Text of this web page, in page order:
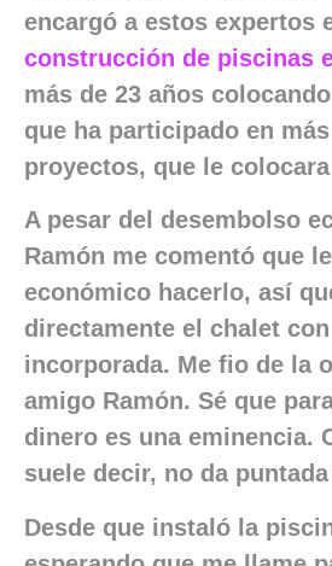
encargó a estos expertos
construcción de piscinas
más de 23 años
que ha participado en
proyectos, que le
A pesar del desembolso
Ramón me comentó que
económico hacerlo, así
directamente el chalet
incorporada. Me fio de la
amigo Ramón. Sé que
dinero es una eminencia.
suele decir, no da
Desde que instaló la